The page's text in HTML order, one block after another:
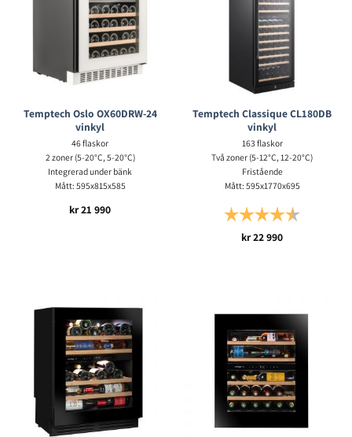
Temptech Oslo OX60DRW-24
vinkyl
46 flaskor
2 zoner (5-20°C, 5-20°C)
Integrerad under bänk
Mått: 595x815x585
kr21 990
Temptech Classique CL180DB
vinkyl
163 flaskor
Två zoner (5-12°C, 12-20°C)
Fristående
Mått: 595x1770x695
Betyg:
kr22 990